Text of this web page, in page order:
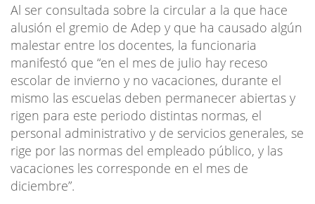
Al ser consultada sobre la circular a la que hace
alusión el gremio de Adep y que ha causado algún
malestar entre los docentes, la funcionaria
manifestó que “en el mes de julio hay receso
escolar de invierno y no vacaciones, durante el
mismo las escuelas deben permanecer abiertas y
rigen para este periodo distintas normas, el
personal administrativo y de servicios generales, se
rige por las normas del empleado público, y las
vacaciones les corresponde en el mes de
diciembre”.